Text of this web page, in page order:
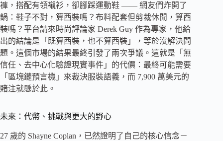
褲，搭配有領襯衫，卻腳踩運動鞋 —— 網友們炸開了
鍋：鞋子不對，算西裝嗎？布料配套但剪裁休閒，算西
裝嗎？平台請來時尚評論家 Derek Guy 作為專家，他給
出的結論是「既算西裝，也不算西裝」，等於沒解決問
題。這個市場的結果最終引發了兩次爭議。這就是「無
信任、去中心化驗證現實事件」的代價：最終可能需要
「區塊鏈預言機」來裁決服裝語義，而 7,900 萬美元的
賭注就懸於此。
未來：代幣、挑戰與更大的野心
27 歲的 Shayne Coplan，已然證明了自己的核心信念－